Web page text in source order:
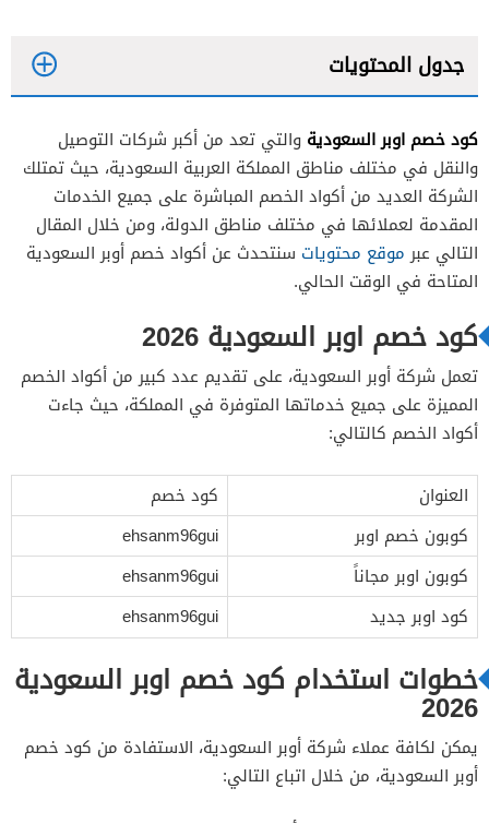
جدول المحتويات
كود خصم اوبر السعودية والتي تعد من أكبر شركات التوصيل
والنقل في مختلف مناطق المملكة العربية السعودية، حيث تمتلك
الشركة العديد من أكواد الخصم المباشرة على جميع الخدمات
المقدمة لعملائها في مختلف مناطق الدولة، ومن خلال المقال
التالي عبرموقع محتويات سنتحدث عن أكواد خصم أوبر السعودية
المتاحة في الوقت الحالي.
كود خصم اوبر السعودية 2026
تعمل شركة أوبر السعودية، على تقديم عدد كبير من أكواد الخصم
المميزة على جميع خدماتها المتوفرة في المملكة، حيث جاءت
أكواد الخصم كالتالي:
العنوان
كود خصم
كوبون خصم اوبر
ehsanm96gui
كوبون اوبر مجاناً
ehsanm96gui
كود اوبر جديد
ehsanm96gui
خطوات استخدام كود خصم اوبر السعودية
2026
يمكن لكافة عملاء شركة أوبر السعودية، الاستفادة من كود خصم
أوبر السعودية، من خلال اتباع التالي: